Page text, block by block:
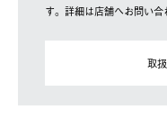
す。詳細は店舗へお問い合
取